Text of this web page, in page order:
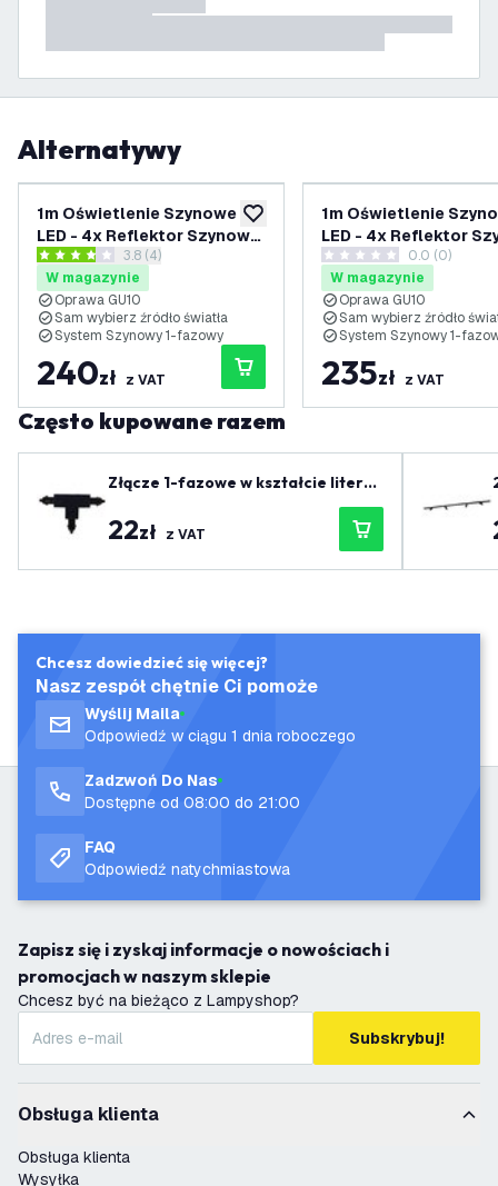
Alternatywy
dodaj do listy życzeń
1m Oświetlenie Szynowe
LED - 4x Reflektor Szynowy
- Możliwość Przyciemniania
- System Szynowy 1-fazowy
- Czarny
otwórz panel recenzji
3.8 Gwiazdki oceny
3.8 (4)
W magazynie
Oprawa GU10
Sam wybierz źródło światła
System Szynowy 1-fazowy
240zł z VAT
1m Oświetlenie
LED - 4x Reflektor
- Możliwość
- System Szynowy
- Biały
0 Gwiazdki oceny
0.0 (0)
W magazynie
Oprawa GU10
Sam wybierz źródło
System Szynowy 1-
235zł z VAT
Często kupowane razem
Złącze 1-fazowe w kształcie litery
22zł z VAT
Chcesz dowiedzieć się więcej?
Nasz zespół chętnie Ci pomoże
Wyślij Maila
Odpowiedź w ciągu 1 dnia roboczego
Zadzwoń Do Nas
Dostępne od 08:00 do 21:00
FAQ
Odpowiedź natychmiastowa
Zapisz się i zyskaj informacje o nowościach i
promocjach w naszym sklepie
Chcesz być na bieżąco z Lampyshop?
Subskrybuj!
Obsługa klienta
Obsługa klienta
Wysyłka